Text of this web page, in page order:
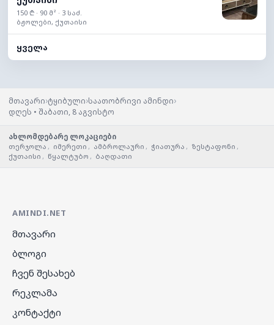
150 ₾ · 90 მ² · 3 საძ.
ბჟოლები, ქუთაისი
ყველა
მთავარი›ტყიბული›საათობრივი ამინდი›
დღეს • შაბათი, 8 აგვისტო
ახლომდებარე ლოკაციები
თერჯოლა , იმერეთი , ამბროლაური , ჭიათურა , ზესტაფონი ,
ქუთაისი , წყალტუბო , ბაღდათი
AMINDI.NET
მთავარი
ბლოგი
ჩვენ შესახებ
რეკლამა
კონტაქტი